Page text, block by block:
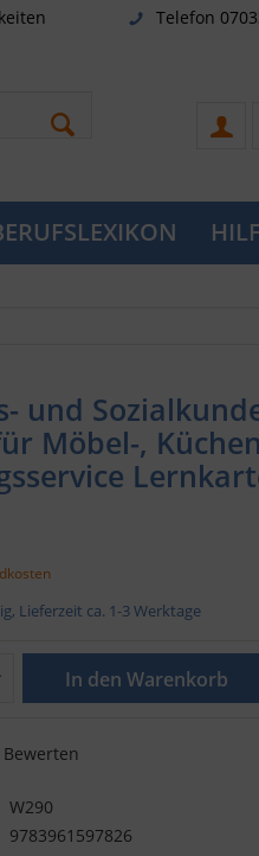
Telefon
und
Möbel-,
Lieferzeit ca. 1-3 Werktage
In den Warenkorb
Bewerten
W290
9783961597826